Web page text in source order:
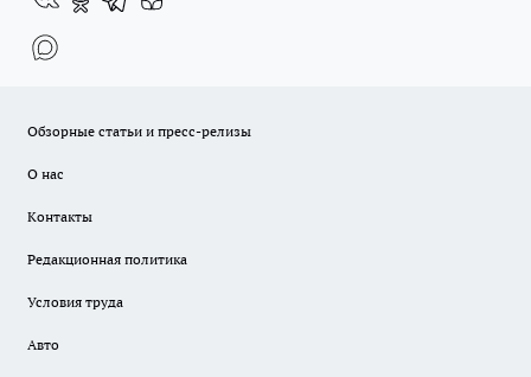
Обзорные статьи и пресс-релизы
О нас
Контакты
Редакционная политика
Условия труда
Авто